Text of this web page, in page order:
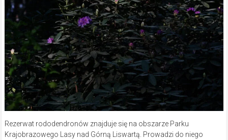
Rezerwat rododendronów znajduje się na obszarze Parku
Krajobrazowego Lasy nad Górną Liswartą. Prowadzi do niego